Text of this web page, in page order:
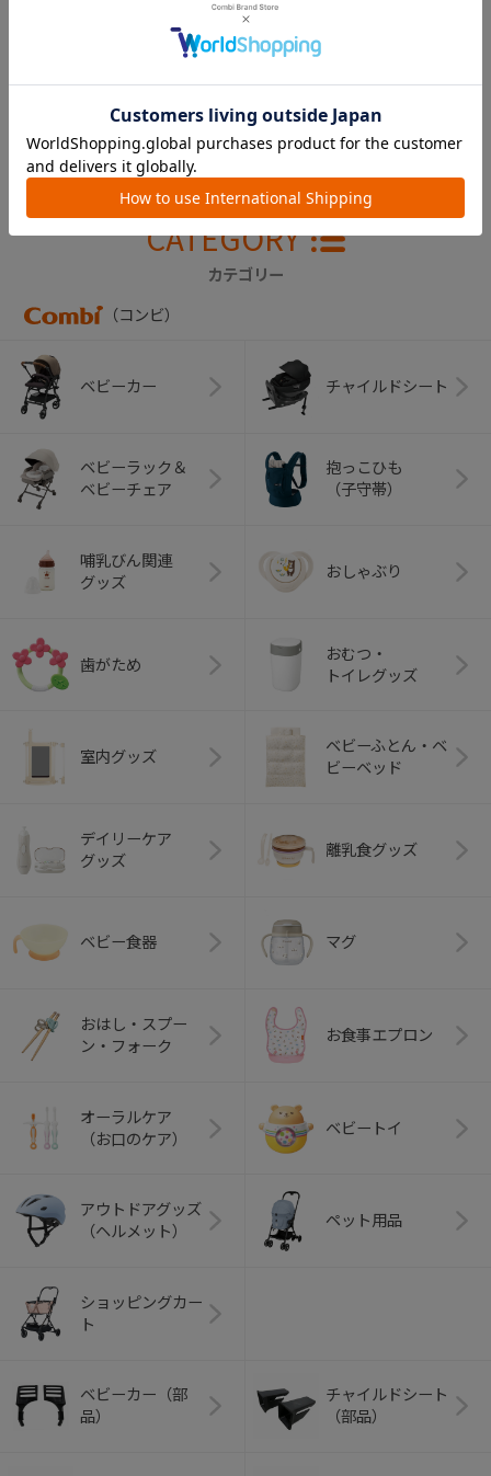
ライト アルファ EG
￥46,200
CATEGORY
カテゴリー
（コンビ）
ベビーカー チャイルドシート
ベビーラック＆
ベビーチェア
抱っこひも
（子守帯）
哺乳びん関連
グッズ
おしゃぶり
歯がため
おむつ・
トイレグッズ
室内グッズ
ベビーふとん・ベ
ビーベッド
デイリーケア
グッズ
離乳食グッズ
ベビー食器 マグ
おはし・スプー
ン・フォーク
お食事エプロン
オーラルケア
（お口のケア）
ベビートイ
アウトドアグッズ
（ヘルメット）
ペット用品
ショッピングカー
ト
ベビーカー（部
品）
チャイルドシート
（部品）